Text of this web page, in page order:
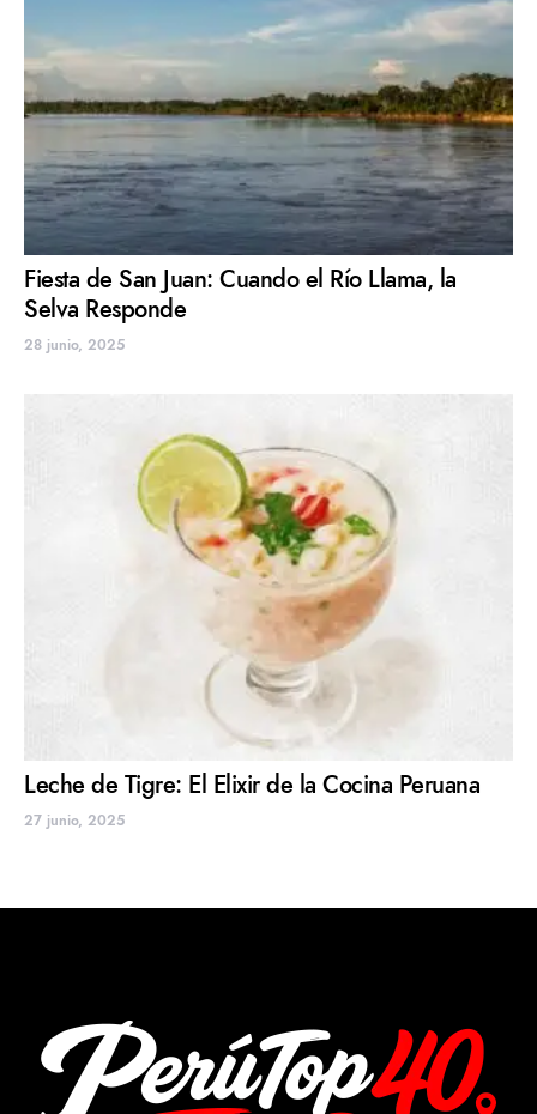
Fiesta de San Juan: Cuando el Río Llama, la
Selva Responde
28 junio, 2025
Leche de Tigre: El Elixir de la Cocina Peruana
27 junio, 2025